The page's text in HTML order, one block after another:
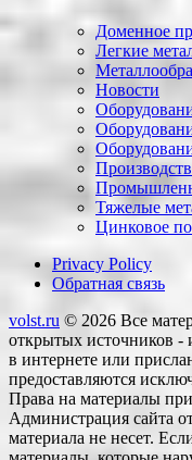
Доменное
Легкие
Новости
Тяжелые
Цинковое
Privacy Policy
Обратная связь
volst.ru © 2026 Все
открытых источников -
в интернете или
предоставляются
Права на материалы
Администрация сайта
материала не несет.